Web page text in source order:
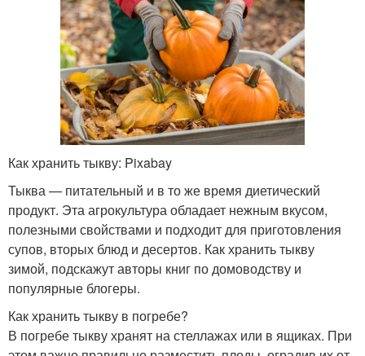
Как хранить тыкву: Pixabay
Тыква — питательный и в то же время диетический
продукт. Эта агрокультура обладает нежным вкусом,
полезными свойствами и подходит для приготовления
супов, вторых блюд и десертов. Как хранить тыкву
зимой, подскажут авторы книг по домоводству и
популярные блогеры.
Как хранить тыкву в погребе?
В погребе тыкву хранят на стеллажах или в ящиках. При